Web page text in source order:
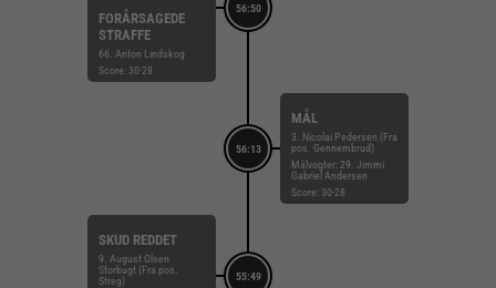
56:50
FORÅRSAGEDE
STRAFFE
66. Anton Lindskog
Score: 30-28
56:13
MÅL
3. Nicolai Pedersen (Fra
pos. Gennembrud)
Målvogter: 29. Jimmi
Gabriel Andersen
Score: 30-28
55:49
SKUD REDDET
9. August Olsen
Storbugt (Fra pos.
Streg)